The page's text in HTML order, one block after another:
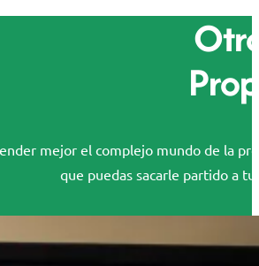
mejor el complejo mundo de la
que puedas sacarle partido a